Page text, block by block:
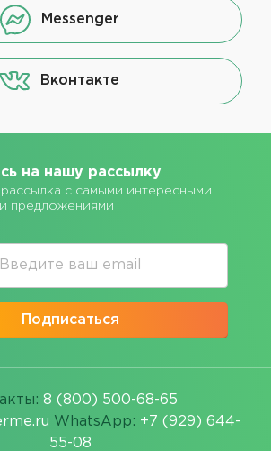
Messenger
Вконтакте
на нашу рассылку
с самыми интересными
предложениями
Подписаться
8 (800) 500-68-65
WhatsApp: +7 (929) 644-
55-08